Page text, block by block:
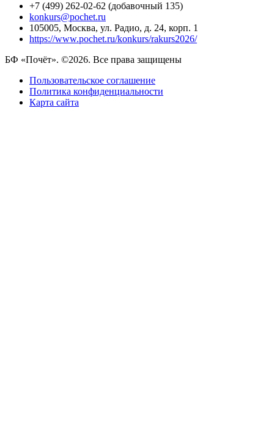
+7 (499) 262-02-62 (добавочный 135)
konkurs@pochet.ru
105005, Москва, ул. Радио, д. 24, корп. 1
https://www.pochet.ru/konkurs/rakurs2026/
БФ «Почёт». ©2026. Все права защищены
Пользовательское соглашение
Политика конфиденциальности
Карта сайта